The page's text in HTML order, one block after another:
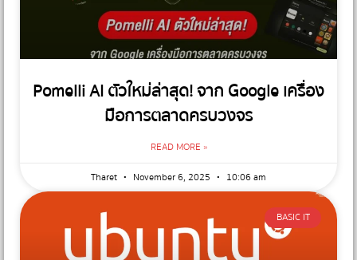
Pomelli AI ตัวใหม่ล่าสุด! จาก Google เครื่อง
มือการตลาดครบวงจร
READ MORE »
Tharet
November 6, 2025 10:06 am
BASIC IT